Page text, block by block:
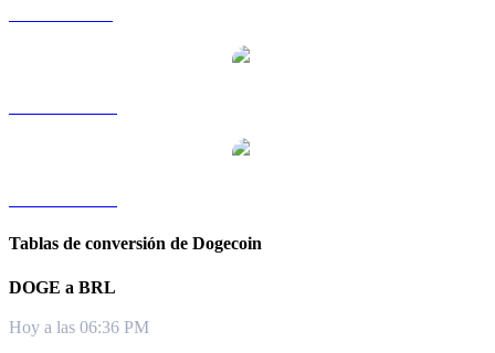
Tablas de conversión de Dogecoin
DOGE a BRL
Hoy a las 06:36 PM